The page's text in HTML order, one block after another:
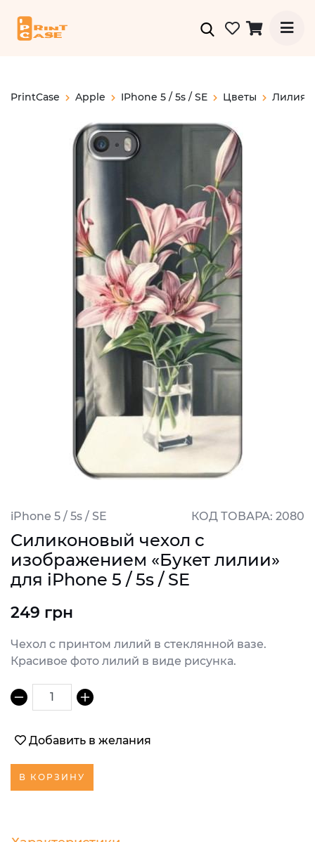
PrintCase Apple IPhone 5 / 5s / SE Цветы Лилия
iPhone 5 / 5s / SE КОД ТОВАРА: 2080
Силиконовый чехол с
изображением «Букет лилии»
для iPhone 5 / 5s / SE
249 грн
Чехол с принтом лилий в стеклянной вазе.
Красивое фото лилий в виде рисунка.
1
Добавить в желания
В КОРЗИНУ